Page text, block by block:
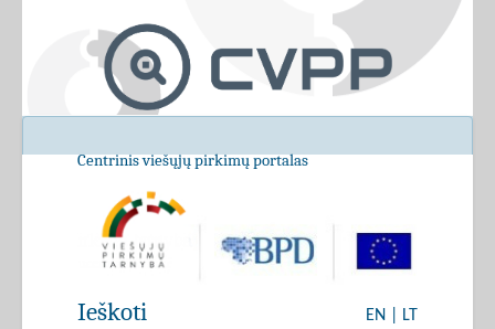
Centrinis viešųjų pirkimų portalas
EN LT
Ieškoti